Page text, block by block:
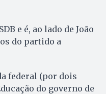
e é, ao lado de João
do partido a
federal (por dois
do governo de